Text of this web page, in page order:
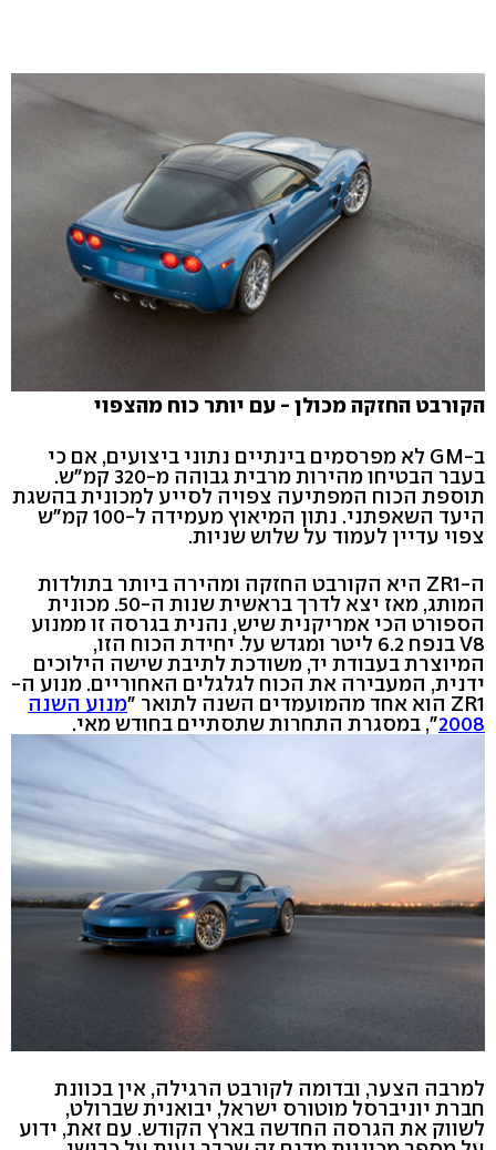
הקורבט החזקה מכולן - עם יותר כוח מהצפוי
ב-GM לא מפרסמים בינתיים נתוני ביצועים, אם כי
בעבר הבטיחו מהירות מרבית גבוהה מ-320 קמ"ש.
תוספת הכוח המפתיעה צפויה לסייע למכונית בהשגת
היעד השאפתני. נתון המיאוץ מעמידה ל-100 קמ"ש
צפוי עדיין לעמוד על שלוש שניות.
ה-ZR1 היא הקורבט החזקה ומהירה ביותר בתולדות
המותג, מאז יצא לדרך בראשית שנות ה-50. מכונית
הספורט הכי אמריקנית שיש, נהנית בגרסה זו ממנוע
V8 בנפח 6.2 ליטר ומגדש על. יחידת הכוח הזו,
המיוצרת בעבודת יד, משודכת לתיבת שישה הילוכים
ידנית, המעבירה את הכוח לגלגלים האחוריים. מנוע ה-
ZR1 הוא אחד מהמועמדים השנה לתואר " מנוע השנה
2008", במסגרת התחרות שתסתיים בחודש מאי.
למרבה הצער, ובדומה לקורבט הרגילה, אין בכוונת
חברת יוניברסל מוטורס ישראל, יבואנית שברולט,
לשווק את הגרסה החדשה בארץ הקודש. עם זאת, ידוע